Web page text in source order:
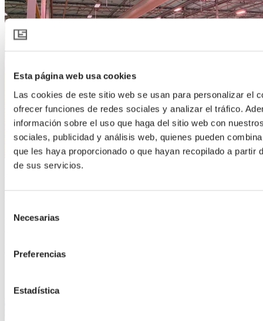
Esta página web usa cookies
Las cookies de este sitio web se usan para personalizar el
ofrecer funciones de redes sociales y analizar el tráfico.
información sobre el uso que haga del sitio web con
sociales, publicidad y análisis web, quienes pueden
que les haya proporcionado o que hayan recopilado a partir
de sus servicios.
Necesarias
Preferencias
Estadística
En Leen Middelburg Chrysantemums (LMC) en Made y la región
después de un intenso período de enfermedad y pérdida en la
Leer más